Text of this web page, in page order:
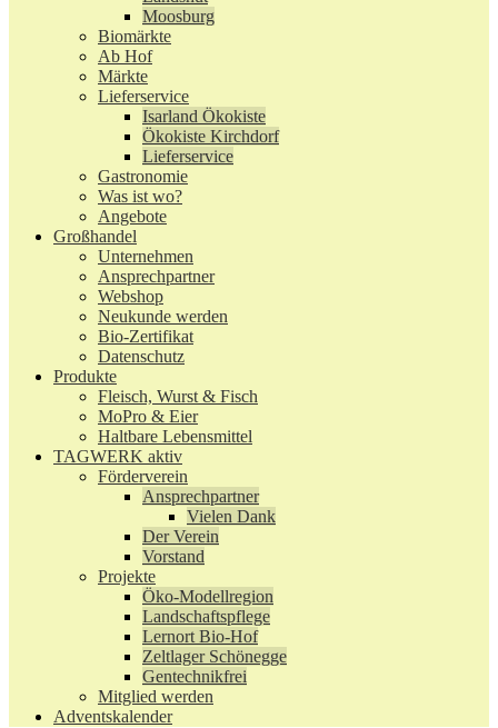
Moosburg
Biomärkte
Ab Hof
Märkte
Lieferservice
Isarland Ökokiste
Ökokiste Kirchdorf
Lieferservice
Gastronomie
Was ist wo?
Angebote
Großhandel
Unternehmen
Ansprechpartner
Webshop
Neukunde werden
Bio-Zertifikat
Datenschutz
Produkte
Fleisch, Wurst & Fisch
MoPro & Eier
Haltbare Lebensmittel
TAGWERK aktiv
Förderverein
Ansprechpartner
Vielen Dank
Der Verein
Vorstand
Projekte
Öko-Modellregion
Landschaftspflege
Lernort Bio-Hof
Zeltlager Schönegge
Gentechnikfrei
Mitglied werden
Adventskalender